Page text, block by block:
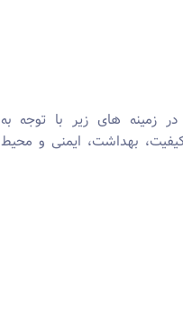
زمینه های زیر با توجه به
بهداشت، ایمنی و محیط